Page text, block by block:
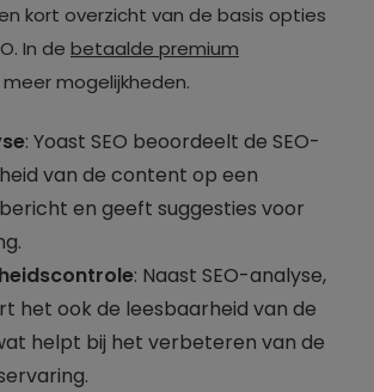
kort overzicht van de basis opties
In de betaalde premium
mogelijkheden.
: Yoast SEO beoordeelt de SEO-
van de content op een
en geeft suggesties voor
: Naast SEO-analyse,
het ook de leesbaarheid van de
helpt bij het verbeteren van de